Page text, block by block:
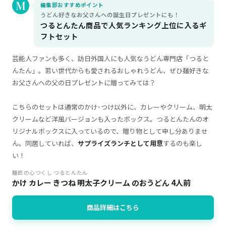
編集部おすすめポイント
うどん好きなお父さんへの誕生日プレゼントにも！
つるとんたん商品で人気ランキング上位に入るギ
フトセット
芸能人ファンも多く、訪日外国人にも人気なうどん専門店「つると
んたん」。若い世代からも愛されるおしゃれうどん、ぜひ麺好きな
お父さんへの父の日プレゼントに贈ってみては？
こちらのセットは通常のかけ･つけ以外に、カレーやクリーム、明太
クリームなど洋風バージョンも入ったボックス。つるとんたんのオ
リジナルボックスに入っているので、贈り物として申し分ありませ
ん。同居していれば、 サプライズランチとして用意するのも楽し
い！
麺匠の心つくし つるとんたん
かけ カレー きつね 明太子クリーム のおうどん 4人前
商品詳細はこちら